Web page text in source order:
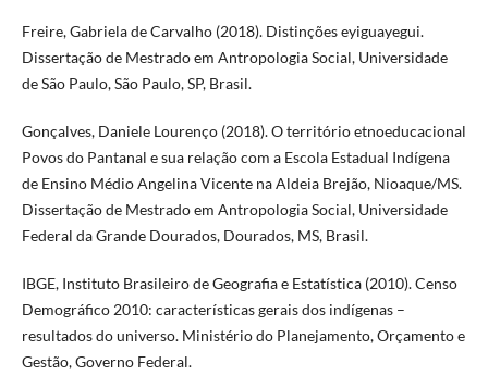
Freire, Gabriela de Carvalho (2018). Distinções eyiguayegui.
Dissertação de Mestrado em Antropologia Social, Universidade
de São Paulo, São Paulo, SP, Brasil.
Gonçalves, Daniele Lourenço (2018). O território etnoeducacional
Povos do Pantanal e sua relação com a Escola Estadual Indígena
de Ensino Médio Angelina Vicente na Aldeia Brejão, Nioaque/MS.
Dissertação de Mestrado em Antropologia Social, Universidade
Federal da Grande Dourados, Dourados, MS, Brasil.
IBGE, Instituto Brasileiro de Geografia e Estatística (2010). Censo
Demográfico 2010: características gerais dos indígenas –
resultados do universo. Ministério do Planejamento, Orçamento e
Gestão, Governo Federal.